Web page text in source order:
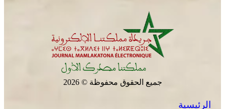
جميع الحقوق محفوظة © 2026
الرئيسية